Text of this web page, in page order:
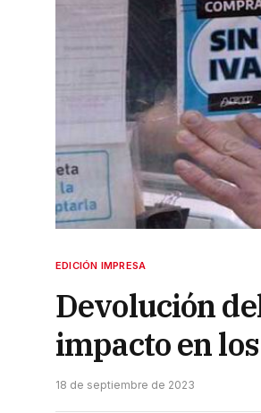
EDICIÓN IMPRESA
Devolución
impacto en
18 de septiembre de 2023